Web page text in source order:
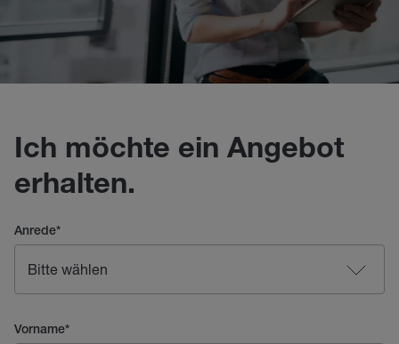
Ich möchte ein Angebot
erhalten.
Anrede*
Vorname*